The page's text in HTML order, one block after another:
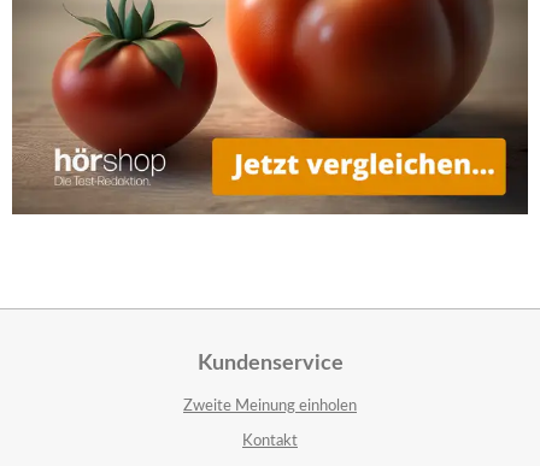
Kundenservice
Zweite Meinung einholen
Kontakt